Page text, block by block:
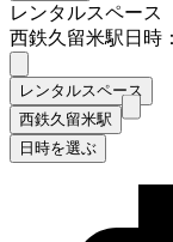
レンタルスペース
西鉄久留米駅日時
レンタルスペース
西鉄久留米駅
日時を選ぶ